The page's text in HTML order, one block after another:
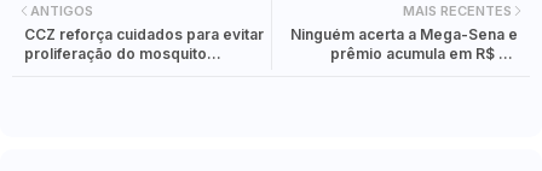
MAIS RECENTES
Ninguém acerta a Mega-Sena e
prêmio acumula em R$ 34
ANTIGOS
CCZ reforça cuidados para evitar
proliferação do mosquito